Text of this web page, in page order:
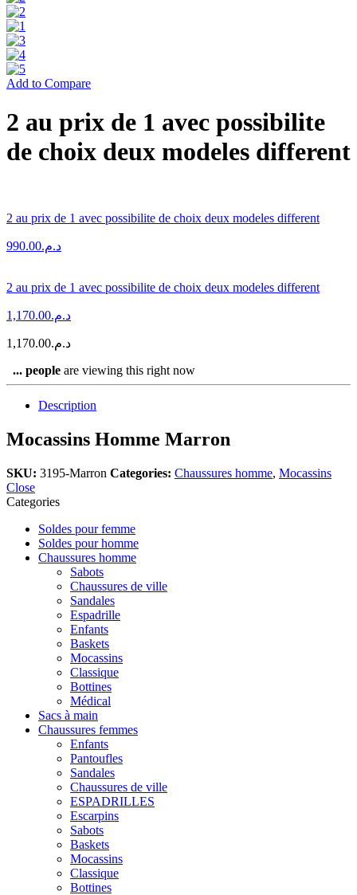
Add to Compare
2 au prix de 1 avec possibilite
de choix deux modeles different
2 au prix de 1 avec possibilite de choix deux modeles different
د.م.990.00
2 au prix de 1 avec possibilite de choix deux modeles different
د.م.1,170.00
د.م.1,170.00
... people are viewing this right now
Description
Mocassins Homme Marron
SKU: 3195-Marron Categories: Chaussures homme, Mocassins
Close
Categories
Soldes pour femme
Soldes pour homme
Chaussures homme
Sabots
Chaussures de ville
Sandales
Espadrille
Enfants
Baskets
Mocassins
Classique
Bottines
Médical
Sacs à main
Chaussures femmes
Enfants
Pantoufles
Sandales
Chaussures de ville
ESPADRILLES
Escarpins
Sabots
Baskets
Mocassins
Classique
Bottines